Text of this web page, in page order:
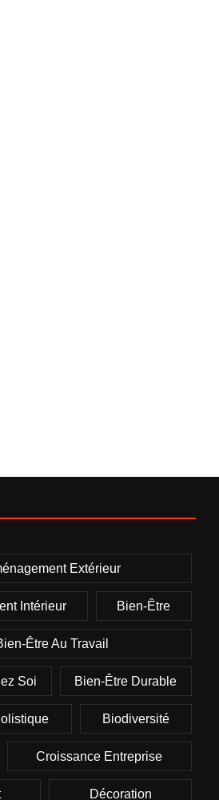
Extérieur
Intérieur Bien-Être
Être Au Travail
Soi Bien-Être Durable
Biodiversité
Croissance Entreprise
Décoration